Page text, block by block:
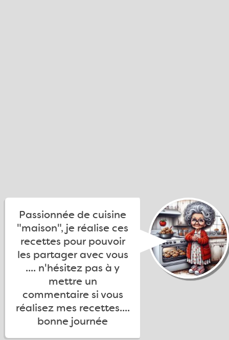
Passionnée de cuisine
"maison", je réalise ces
recettes pour pouvoir
les partager avec vous
.... n'hésitez pas à y
mettre un
commentaire si vous
réalisez mes recettes....
bonne journée